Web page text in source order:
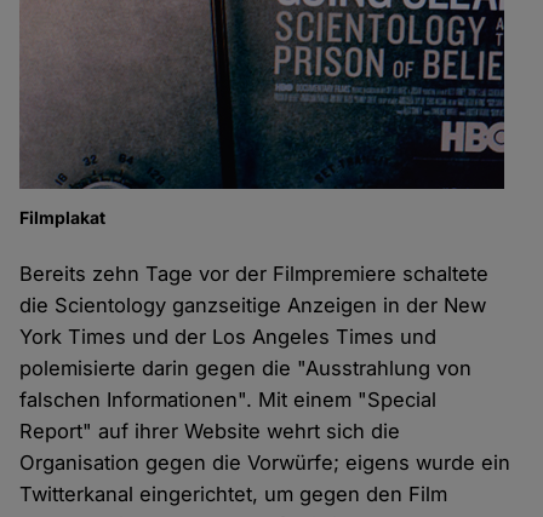
Filmplakat
Bereits zehn Tage vor der Filmpremiere schaltete
die Scientology ganzseitige Anzeigen in der New
York Times und der Los Angeles Times und
polemisierte darin gegen die "Ausstrahlung von
falschen Informationen". Mit einem "Special
Report" auf ihrer Website wehrt sich die
Organisation gegen die Vorwürfe; eigens wurde ein
Twitterkanal eingerichtet, um gegen den Film